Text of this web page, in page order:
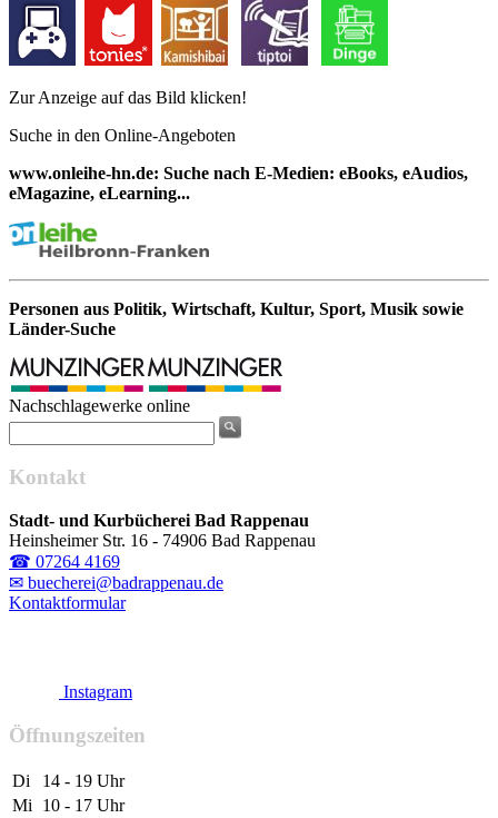
Zur Anzeige auf das Bild klicken!
Suche in den Online-Angeboten
www.onleihe-hn.de: Suche nach E-Medien: eBooks, eAudios,
eMagazine, eLearning...
Personen aus Politik, Wirtschaft, Kultur, Sport, Musik sowie
Länder-Suche
Nachschlagewerke online
Kontakt
Stadt- und Kurbücherei Bad Rappenau
Heinsheimer Str. 16 - 74906 Bad Rappenau
☎ 07264 4169
✉ buecherei@badrappenau.de
Kontaktformular
Instagram
Öffnungszeiten
Di
14 - 19 Uhr
Mi
10 - 17 Uhr